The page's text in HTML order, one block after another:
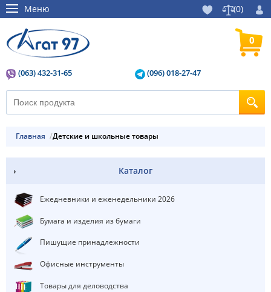
Меню (0)
(063) 432-31-65 (096) 018-27-47
0
Главная Детские и школьные товары
Каталог
Ежедневники и еженедельники 2026
Бумага и изделия из бумаги
Пишущие принадлежности
Офисные инструменты
Товары для деловодства